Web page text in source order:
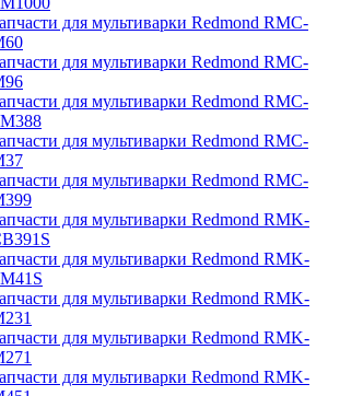
для мультиварки Redmond RMC-
для мультиварки Redmond RMC-
для мультиварки Redmond RMC-
для мультиварки Redmond RMC-
для мультиварки Redmond RMC-
для мультиварки Redmond RMK-
для мультиварки Redmond RMK-
для мультиварки Redmond RMK-
для мультиварки Redmond RMK-
для мультиварки Redmond RMK-